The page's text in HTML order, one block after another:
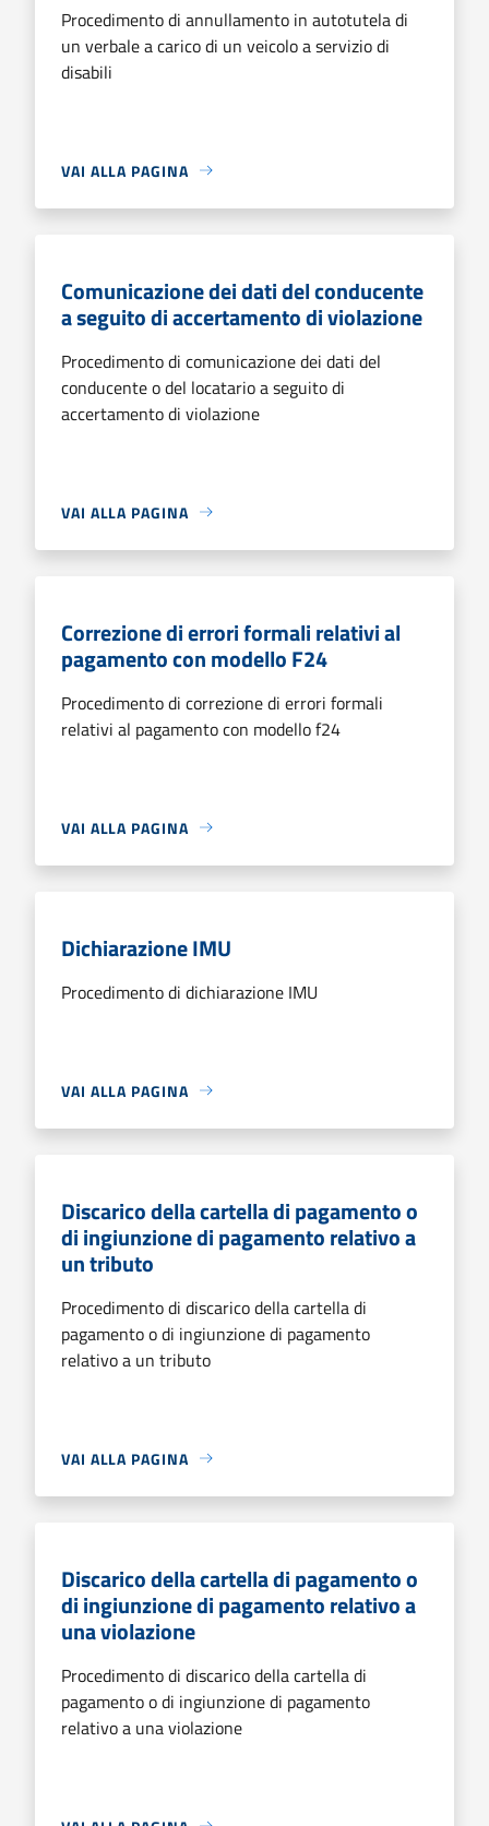
Procedimento di annullamento in autotutela di
un verbale a carico di un veicolo a servizio di
disabili
VAI ALLA PAGINA
Comunicazione dei dati del conducente
a seguito di accertamento di violazione
Procedimento di comunicazione dei dati del
conducente o del locatario a seguito di
accertamento di violazione
VAI ALLA PAGINA
Correzione di errori formali relativi al
pagamento con modello F24
Procedimento di correzione di errori formali
relativi al pagamento con modello f24
VAI ALLA PAGINA
Dichiarazione IMU
Procedimento di dichiarazione IMU
VAI ALLA PAGINA
Discarico della cartella di pagamento o
di ingiunzione di pagamento relativo a
un tributo
Procedimento di discarico della cartella di
pagamento o di ingiunzione di pagamento
relativo a un tributo
VAI ALLA PAGINA
Discarico della cartella di pagamento o
di ingiunzione di pagamento relativo a
una violazione
Procedimento di discarico della cartella di
pagamento o di ingiunzione di pagamento
relativo a una violazione